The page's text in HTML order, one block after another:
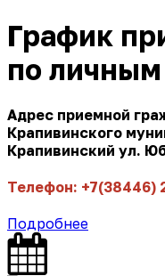
График
по
Адрес приемной
Крапивинского
Крапивинский ул.
Телефон: +7(38446)
Подробнее